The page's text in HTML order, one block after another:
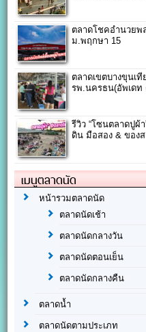
ตลาดโชคอำนวยพ
ม.พฤกษา 15
ตลาดเขตบางขุนเ
รพ.นครธน(อัพเดท
รีวิว “โซนตลาดปูผ้
ดิน มือสอง & ของ
เมนูตลาดนัด
หน้ารวมตลาดนัด
ตลาดนัดเช้า
ตลาดนัดกลางวัน
ตลาดนัดตอนเย็น
ตลาดนัดกลางคืน
ตลาดน้ำ
ตลาดนัดตามประเภท